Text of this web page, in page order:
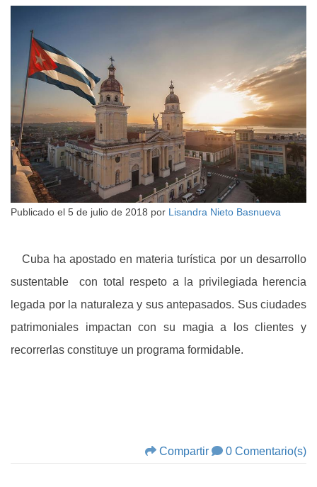
Publicado el 5 de julio de 2018 por Lisandra Nieto Basnueva
Cuba ha apostado en materia turística por un desarrollo
sustentable con total respeto a la privilegiada herencia
legada por la naturaleza y sus antepasados. Sus ciudades
patrimoniales impactan con su magia a los clientes y
recorrerlas constituye un programa formidable.
Compartir 0 Comentario(s)